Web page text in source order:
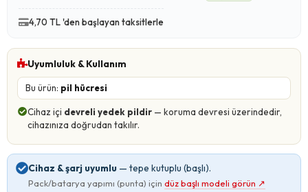
4,70 TL 'den başlayan taksitlerle
Uyumluluk & Kullanım
Bu ürün: pil hücresi
Cihaz içi devreli yedek pildir — koruma devresi üzerindedir,
cihazınıza doğrudan takılır.
Cihaz & şarj uyumlu — tepe kutuplu (başlı).
Pack/batarya yapımı (punta) için düz başlı modeli görün ↗